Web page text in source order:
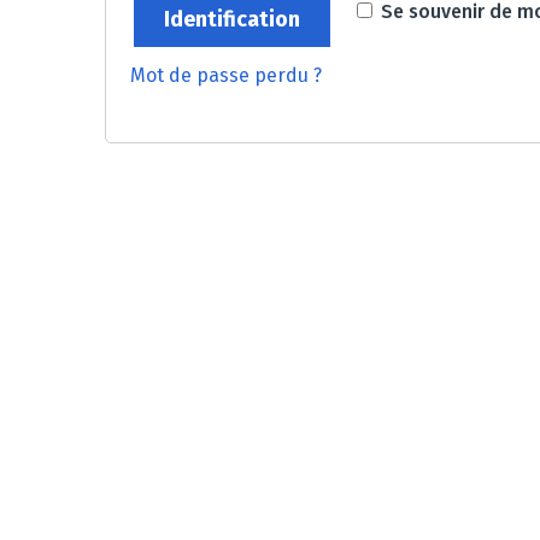
Se souvenir de
Identification
Mot de passe perdu ?